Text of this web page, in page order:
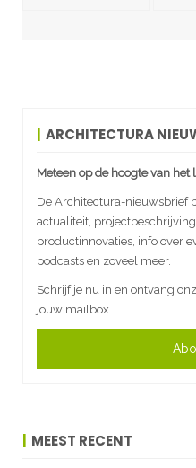
ARCHITECTURA
Meteen op de hoogte van
De Architectura-nieuwsbrief
actualiteit,
productinnovaties, info over
podcasts en zoveel meer.
Schrijf je nu in en ontvang
jouw mailbox.
MEEST RECENT